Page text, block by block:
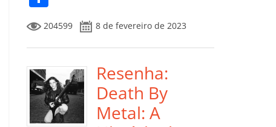
e
b
o
o
k
itt
er l s
A
p
p
e
dI
n
gl
e Li
o
m
p
ar
til
h
204599 8 de fevereiro de 2023
Resenha:
Death By
Metal: A